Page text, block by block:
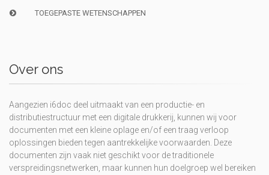
TOEGEPASTE WETENSCHAPPEN
Over ons
Aangezien i6doc deel uitmaakt van een productie- en
distributiestructuur met een digitale drukkerij, kunnen wij voor
documenten met een kleine oplage en/of een traag verloop
oplossingen bieden tegen aantrekkelijke voorwaarden. Deze
documenten zijn vaak niet geschikt voor de traditionele
verspreidingsnetwerken, maar kunnen hun doelgroep wel bereiken